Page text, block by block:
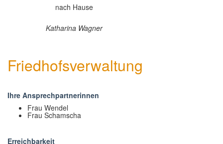
nach Hause
Katharina Wagner
Friedhofsverwaltung
Ihre Ansprechpartnerinnen
Frau Wendel
Frau Schamscha
Erreichbarkeit